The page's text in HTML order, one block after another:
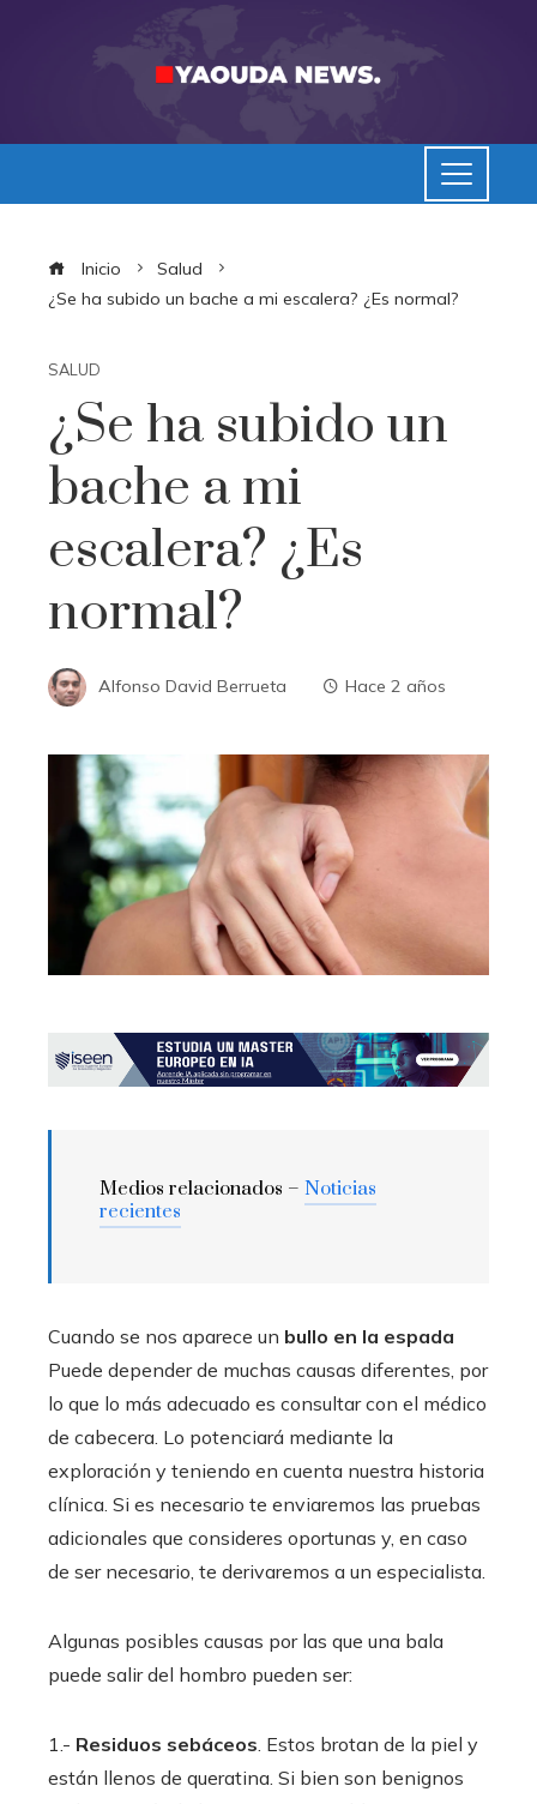
Inicio
Salud
¿Se ha subido un bache a mi escalera? ¿Es normal?
SALUD
¿Se ha subido un
bache a mi
escalera? ¿Es
normal?
Alfonso David Berrueta Hace 2 años
Medios relacionados – Noticias
recientes
Cuando se nos aparece un bullo en la espada
Puede depender de muchas causas diferentes, por
lo que lo más adecuado es consultar con el médico
de cabecera. Lo potenciará mediante la
exploración y teniendo en cuenta nuestra historia
clínica. Si es necesario te enviaremos las pruebas
adicionales que consideres oportunas y, en caso
de ser necesario, te derivaremos a un especialista.
Algunas posibles causas por las que una bala
puede salir del hombro pueden ser:
1.- Residuos sebáceos. Estos brotan de la piel y
están llenos de queratina. Si bien son benignos